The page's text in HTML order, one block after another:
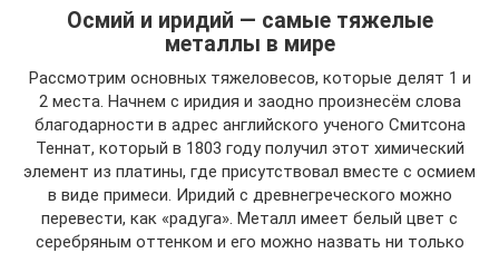
Осмий и иридий — самые тяжелые
металлы в мире
Рассмотрим основных тяжеловесов, которые делят 1 и
2 места. Начнем с иридия и заодно произнесём слова
благодарности в адрес английского ученого Смитсона
Теннат, который в 1803 году получил этот химический
элемент из платины, где присутствовал вместе с осмием
в виде примеси. Иридий с древнегреческого можно
перевести, как «радуга». Металл имеет белый цвет с
серебряным оттенком и его можно назвать ни только